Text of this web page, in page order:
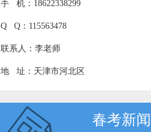
手 机：18622338299
Q Q：115563478
联系人：李老师
地 址：天津市河北区
春考新闻